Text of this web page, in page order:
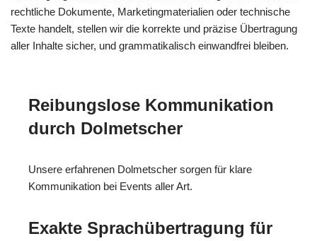
rechtliche Dokumente, Marketingmaterialien oder technische
Texte handelt, stellen wir die korrekte und präzise Übertragung
aller Inhalte sicher, und grammatikalisch einwandfrei bleiben.
Reibungslose Kommunikation
durch Dolmetscher
Unsere erfahrenen Dolmetscher sorgen für klare
Kommunikation bei Events aller Art.
Exakte Sprachübertragung für